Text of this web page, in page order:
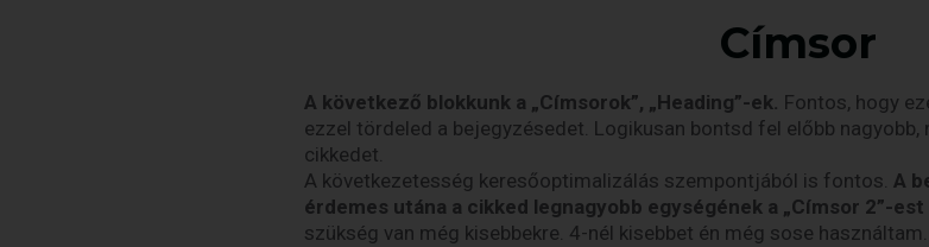
Címsor
A következő blokkunk a „Címsorok”, „Heading”-ek. Fontos, hogy
ezzel tördeled a bejegyzésedet. Logikusan bontsd fel előbb nagyobb,
cikkedet.
A következetesség keresőoptimalizálás szempontjából is fontos. A
érdemes utána a cikked legnagyobb egységének a „Címsor 2”-est
szükség van még kisebbekre. 4-nél kisebbet én még sose használtam.